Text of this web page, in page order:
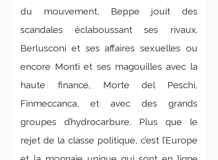
du mouvement, Beppe jouit des
scandales éclaboussant ses rivaux.
Berlusconi et ses affaires sexuelles ou
encore Monti et ses magouilles avec la
haute finance, Morte del Peschi,
Finmeccanca, et avec des grands
groupes d’hydrocarbure. Plus que le
rejet de la classe politique, c’est l’Europe